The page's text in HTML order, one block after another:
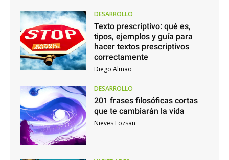
DESARROLLO
Texto prescriptivo: qué es,
tipos, ejemplos y guía para
hacer textos prescriptivos
correctamente
Diego Almao
DESARROLLO
201 frases filosóficas cortas
que te cambiarán la vida
Nieves Lozsan